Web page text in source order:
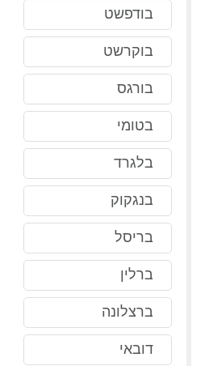
בודפשט
בוקרשט
בורגס
בטומי
בלגרד
בנגקוק
בריסל
ברלין
ברצלונה
דובאי